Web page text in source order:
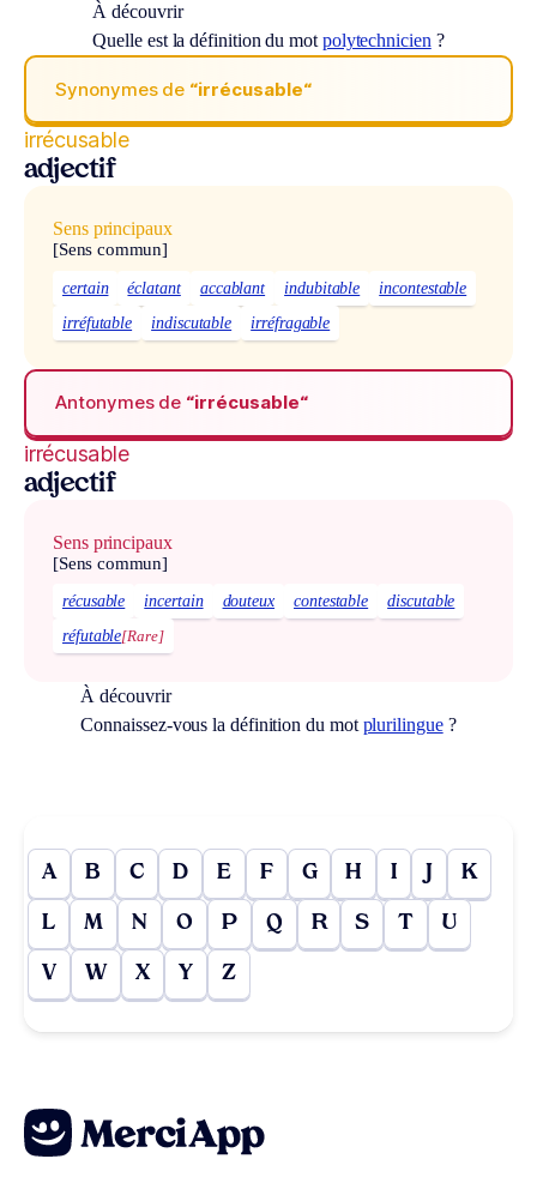
À découvrir
Quelle est la définition du mot polytechnicien ?
Synonymes de “irrécusable“
irrécusable
adjectif
Sens principaux
[Sens commun]
certain éclatant accablant indubitable
incontestable
irréfutable
indiscutable irréfragable
Antonymes de “irrécusable“
irrécusable
adjectif
Sens principaux
[Sens commun]
récusable incertain douteux contestable
discutable
réfutable[Rare]
À découvrir
Connaissez-vous la définition du mot plurilingue?
A B C D E F G H I J K
L M N O P Q R S T U
V W X Y Z